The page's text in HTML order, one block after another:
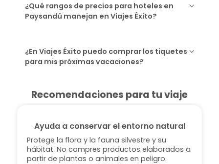
¿Qué rangos de precios para hoteles en
Paysandú manejan en Viajes Éxito?
¿En Viajes Éxito puedo comprar los tiquetes
para mis próximas vacaciones?
Recomendaciones para tu viaje
Ayuda a conservar el entorno natural
Protege la flora y la fauna silvestre y su
hábitat. No compres productos elaborados a
partir de plantas o animales en peligro.